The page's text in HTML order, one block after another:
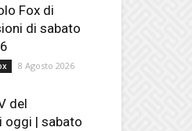
Fox di
di sabato
8 Agosto 2026
del
oggi | sabato